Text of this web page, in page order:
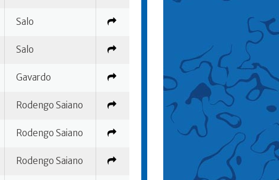
Salo
Salo
Gavardo
Rodengo Saiano
Rodengo Saiano
Rodengo Saiano